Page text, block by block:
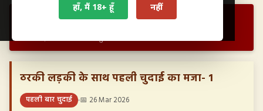
हाँ, मैं 18+ हूँ नहीं
पहली बार चुदाई
›
ठरकी लड़की के साथ पहली चुदाई का मजा- 1…
ठरकी लड़की के साथ पहली चुदाई का मजा- 1
पहली बार चुदाई 📅 26 Mar 2026